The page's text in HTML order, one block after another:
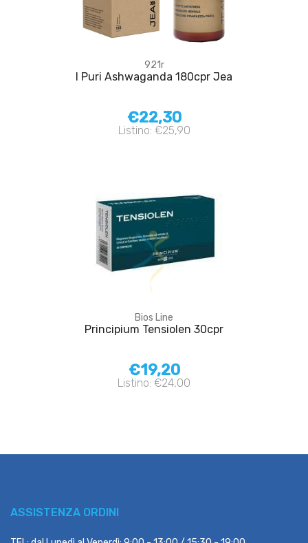
921r
I Puri Ashwaganda 180cpr Jea
€22,30
Listino: €25,90
Bios Line
Principium Tensiolen 30cpr
€19,20
Listino: €24,00
ASSISTENZA ORDINI